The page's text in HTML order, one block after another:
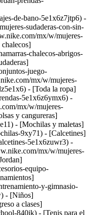
de-bano-5e1x6z7jtp6) -
sudaderas-con-sin-
mx/w/mujeres-
chalecos-abrigos-
juego-
mx/w/mujeres-
- [Toda la ropa]
5e1x6z6ymx6) -
mx/w/mujeres-
y cangureras]
- [Mochilas y maletas]
9xy71) - [Calcetines]
5e1x6zuwr3) -
mx/w/mujeres-
equipo-
y-gimnasio-
- [Niños]
a clases]
840ik) - [Tenis para el